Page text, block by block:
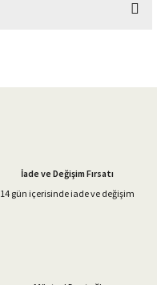
İade ve Değişim Fırsatı
14 gün içerisinde iade ve değişim